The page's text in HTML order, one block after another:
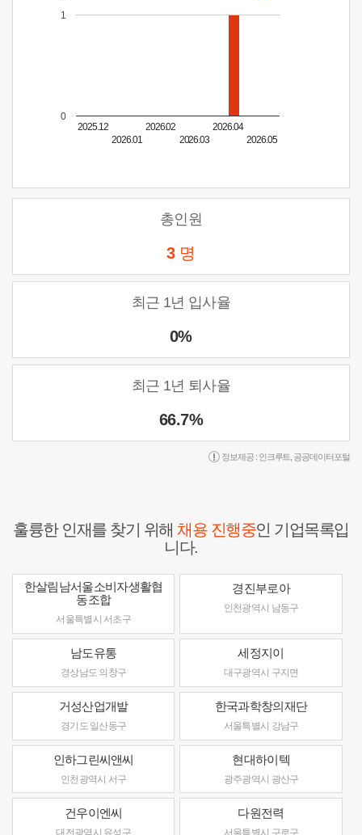
2025.12
2026.01
2026.02
2026.03
2026.04
2026.05
0
1
총인원
3 명
최근 1년 입사율
0%
최근 1년 퇴사율
66.7%
정보제공 : 인크루트 공공데이터포털
훌륭한 인재를 찾기 위해채용 진행중인 기업목록입
니다.
한살림남서울소비자생활협
동조합
서울특별시 서초구
경진부로아
인천광역시 남동구
남도유통
경상남도 의창구
세정지이
대구광역시 구지면
거성산업개발
경기도 일산동구
한국과학창의재단
서울특별시 강남구
인하그린씨앤씨
인천광역시 서구
현대하이텍
광주광역시 광산구
건우이엔씨
대전광역시 유성구
다원전력
서울특별시 구로구